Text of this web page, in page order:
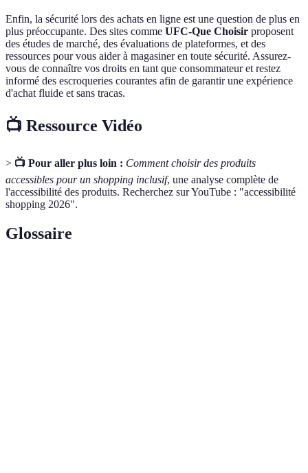
Enfin, la sécurité lors des achats en ligne est une question de plus en
plus préoccupante. Des sites comme UFC-Que Choisir proposent
des études de marché, des évaluations de plateformes, et des
ressources pour vous aider à magasiner en toute sécurité. Assurez-
vous de connaître vos droits en tant que consommateur et restez
informé des escroqueries courantes afin de garantir une expérience
d'achat fluide et sans tracas.
📺 Ressource Vidéo
> 📺 Pour aller plus loin : Comment choisir des produits
accessibles pour un shopping inclusif, une analyse complète de
l'accessibilité des produits. Recherchez sur YouTube : "accessibilité
shopping 2026".
Glossaire